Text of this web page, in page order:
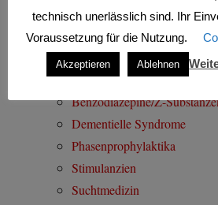
Was sind Psychopharmaka?
Neurotransmitter und
Antidepressiva
Antipsychotika
Benzodiazepine/Z-
Dementielle Syndrome
Phasenprophylaktika
Stimulanzien
Suchtmedizin
technisch unerlässlich sind. Ihr
Voraussetzung für die Nutzung.
Akzeptieren Ablehnen